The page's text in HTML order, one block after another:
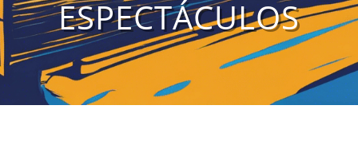
ESPECTÁCULOS